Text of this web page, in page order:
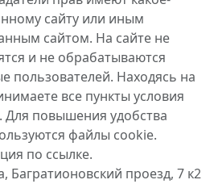
сайту или иным
сайтом. На сайте не
и не обрабатываются
пользователей. Находясь на
все пункты условия
Для повышения удобства
файлы cookie.
по ссылке.
Багратионовский проезд, 7 к2